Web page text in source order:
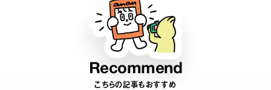
Recommend
こちらの記事もおすすめ